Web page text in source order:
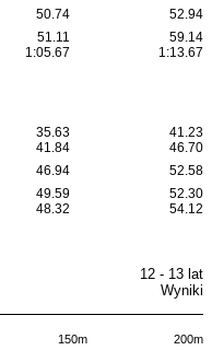
50.74
52.94
51.11
59.14
1:05.67
1:13.67
35.63
41.23
41.84
46.70
46.94
52.58
49.59
52.30
48.32 54.12
12 - 13 lat
Wyniki
150m 200m